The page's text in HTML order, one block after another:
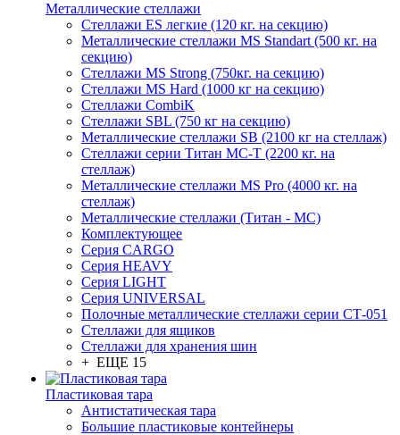
Металлические стеллажи
Стеллажи ES легкие (120 кг. на секцию)
Металлические стеллажи MS Standart (500 кг. на
секцию)
Стеллажи MS Strong (750кг. на секцию)
Стеллажи MS Hard (1000 кг на секцию)
Стеллажи CombiK
Стеллажи SBL (750 кг на секцию)
Металлические стеллажи SB (2100 кг на стеллаж)
Стеллажи серии Титан МС-Т (2200 кг. на
стеллаж)
Металлические стеллажи MS Pro (4000 кг. на
стеллаж)
Металлические стеллажи (Титан - МС)
Комплектующее
Серия CARGO
Серия HEAVY
Серия LIGHT
Серия UNIVERSAL
Полочные металлические стеллажи серии СТ-051
Стеллажи для ящиков
Стеллажи для хранения шин
+ ЕЩЕ 15
Пластиковая тара
Антистатическая тара
Большие пластиковые контейнеры